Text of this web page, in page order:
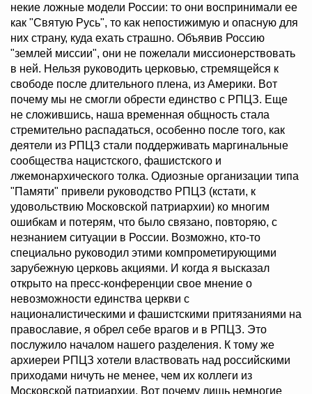
некие ложные модели России: то они воспринимали ее
как "Святую Русь", то как непостижимую и опасную для
них страну, куда ехать страшно. Объявив Россию
"землей миссии", они не пожелали миссионерствовать
в ней. Нельзя руководить церковью, стремящейся к
свободе после длительного плена, из Америки. Вот
почему мы не смогли обрести единство с РПЦЗ. Еще
не сложившись, наша временная общность стала
стремительно распадаться, особенно после того, как
деятели из РПЦЗ стали поддерживать маргинальные
сообщества нацистского, фашистского и
лжемонархического толка. Одиозные организации типа
"Памяти" привели руководство РПЦЗ (кстати, к
удовольствию Московской патриархии) ко многим
ошибкам и потерям, что было связано, повторяю, с
незнанием ситуации в России. Возможно, кто-то
специально руководил этими компрометирующими
зарубежную церковь акциями. И когда я высказал
открыто на пресс-конференции свое мнение о
невозможности единства церкви с
националистическими и фашистскими притязаниями на
православие, я обрел себе врагов и в РПЦЗ. Это
послужило началом нашего разделения. К тому же
архиереи РПЦЗ хотели властвовать над российскими
приходами ничуть не менее, чем их коллеги из
Московской патриархии. Вот почему лишь немногие